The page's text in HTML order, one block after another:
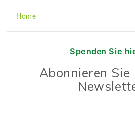
Main navigation
Breadcrumb
Home
Spenden Sie
Abonnieren Sie